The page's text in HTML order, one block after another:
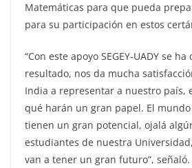
Matemáticas para que pueda
para su participación en estos
“Con este apoyo SEGEY-UADY se
resultado, nos da mucha
India a representar a nuestro país,
qué harán un gran papel. El
tienen un gran potencial, ojalá
estudiantes de nuestra
van a tener un gran futuro”, señaló.